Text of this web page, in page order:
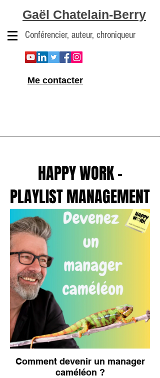
Gaël Chatelain-Berry
Conférencier, auteur, chroniqueur
Me contacter
HAPPY WORK -
PLAYLIST MANAGEMENT
Comment devenir un manager
caméléon ?